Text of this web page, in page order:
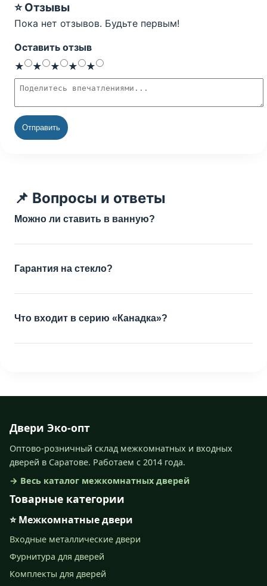
⭐ Отзывы
Пока нет отзывов. Будьте первым!
Оставить отзыв
Оценка
5 звёзд
★
4 звезды
★
3 звезды
★
2 звезды
★
1 звезда
★
Текст отзыва
Отправить
📌 Вопросы и ответы
Можно ли ставить в ванную?
Гарантия на стекло?
Что входит в серию «Канадка»?
Двери Эко-опт
Оптово-розничный склад межкомнатных и входных
дверей в Саратове. Работаем с 2014 года.
→ Весь каталог межкомнатных дверей
Товарные категории
⭐ Межкомнатные двери
Входные металлические двери
Фурнитура для дверей
Комплекты для дверей